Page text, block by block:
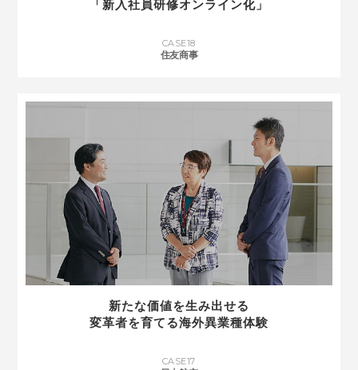
「新入社員研修オンライン化」
CASE18
住友商事
新たな価値を生み出せる
変革者を育てる海外異業種体験
CASE17